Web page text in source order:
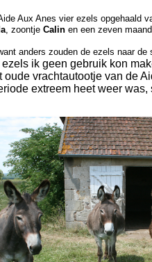
Aux Anes vier ezels opgehaald
, zoontje Calin en een zeven
anders zouden de ezels naar de
ik geen gebruik kon
vrachtautootje van de
extreem heet weer